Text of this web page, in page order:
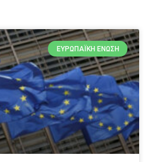
ΕΥΡΩΠΑΪΚΉ ΈΝΩΣΗ